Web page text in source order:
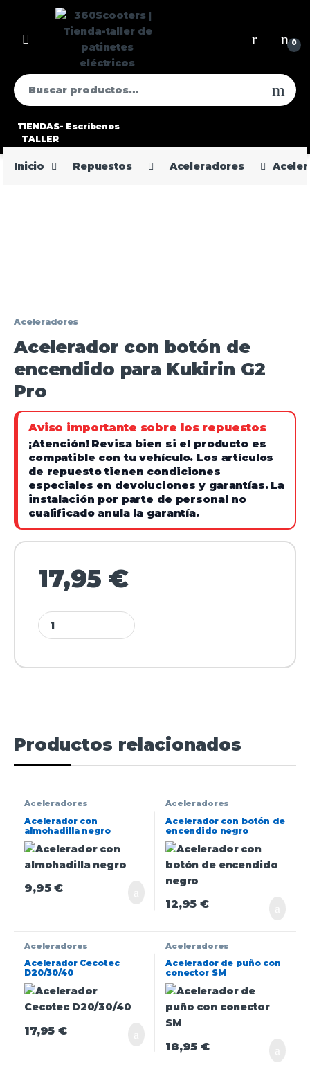
0
TIENDAS-
TALLER
Escríbenos
Inicio Repuestos Aceleradores
Aceleradores
Acelerador con botón de
encendido para Kukirin G2
Pro
Aviso importante sobre los repuestos
¡Atención! Revisa bien si el producto es
compatible con tu vehículo. Los artículos
de repuesto tienen condiciones
especiales en devoluciones y garantías. La
instalación por parte de personal no
cualificado anula la garantía.
17,95 €
Productos relacionados
Aceleradores
Acelerador con
almohadilla negro
9,95€
Aceleradores
Acelerador con botón de
encendido negro
12,95€
Aceleradores
Acelerador Cecotec
D20/30/40
17,95€
Aceleradores
Acelerador de puño con
conector SM
18,95€